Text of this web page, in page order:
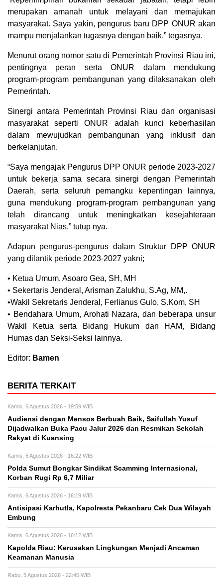
merupakan amanah untuk melayani dan memajukan
masyarakat. Saya yakin, pengurus baru DPP ONUR akan
mampu menjalankan tugasnya dengan baik,” tegasnya.
Menurut orang nomor satu di Pemerintah Provinsi Riau ini,
pentingnya peran serta ONUR dalam mendukung
program-program pembangunan yang dilaksanakan oleh
Pemerintah.
Sinergi antara Pemerintah Provinsi Riau dan organisasi
masyarakat seperti ONUR adalah kunci keberhasilan
dalam mewujudkan pembangunan yang inklusif dan
berkelanjutan.
“Saya mengajak Pengurus DPP ONUR periode 2023-2027
untuk bekerja sama secara sinergi dengan Pemerintah
Daerah, serta seluruh pemangku kepentingan lainnya,
guna mendukung program-program pembangunan yang
telah dirancang untuk meningkatkan kesejahteraan
masyarakat Nias,” tutup nya.
Adapun pengurus-pengurus dalam Struktur DPP ONUR
yang dilantik periode 2023-2027 yakni;
• Ketua Umum, Asoaro Gea, SH, MH
• Sekertaris Jenderal, Arisman Zalukhu, S.Ag, MM,.
•Wakil Sekretaris Jenderal, Ferlianus Gulo, S.Kom, SH
• Bendahara Umum, Arohati Nazara, dan beberapa unsur
Wakil Ketua serta Bidang Hukum dan HAM, Bidang
Humas dan Seksi-Seksi lainnya.
Editor: Bamen
BERITA TERKAIT
Kamis, 6 Agustus 2026 - 19:59 WIB
Audiensi dengan Mensos Berbuah Baik, Saifullah Yusuf
Dijadwalkan Buka Pacu Jalur 2026 dan Resmikan Sekolah
Rakyat di Kuansing
Kamis, 6 Agustus 2026 - 16:22 WIB
Polda Sumut Bongkar Sindikat Scamming Internasional,
Korban Rugi Rp 6,7 Miliar
Kamis, 6 Agustus 2026 - 16:19 WIB
Antisipasi Karhutla, Kapolresta Pekanbaru Cek Dua Wilayah
Embung
Kamis, 6 Agustus 2026 - 16:12 WIB
Kapolda Riau: Kerusakan Lingkungan Menjadi Ancaman
Keamanan Manusia
Rabu, 5 Agustus 2026 - 22:45 WIB